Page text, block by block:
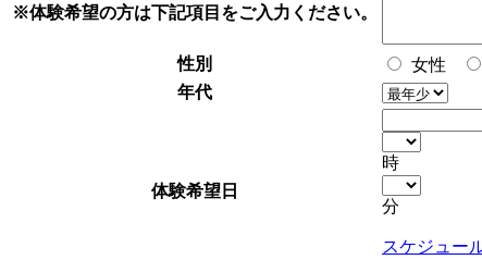
※体験希望の方は下記項目をご入力ください。
性別 女性
年代
体験希望日
時
分
スケジュー